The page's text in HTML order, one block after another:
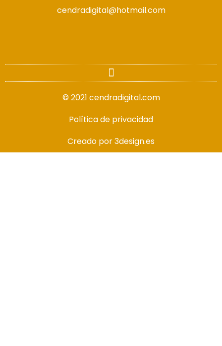
cendradigital@hotmail.com
© 2021 cendradigital.com
Política de privacidad
Creado por3design.es